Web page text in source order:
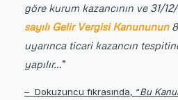
göre kurum kazancının ve 31/
sayılı Gelir Vergisi Kanununun
uyarınca ticari kazancın
yapılır...”
– Dokuzuncu fıkrasında, “Bu